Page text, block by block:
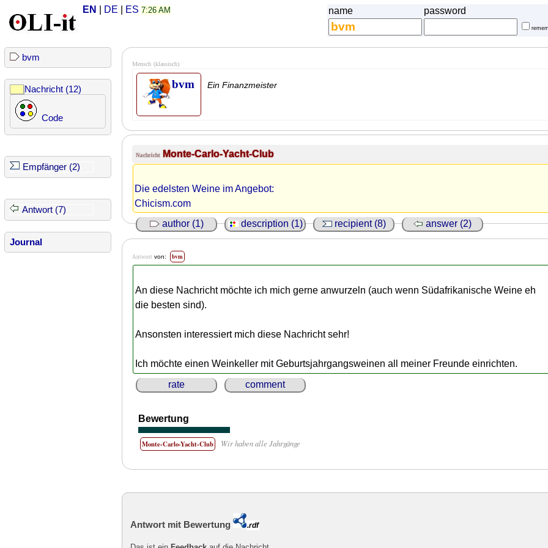
name password
EN DE ES 7:26 AM
bvm
Nachricht (12)
Code
Empfänger (2)
Antwort (7)
Journal
Mensch (klassisch)
bvm Ein Finanzmeister
Nachricht Monte-Carlo-Yacht-Club
Die edelsten Weine im Angebot:
Chicism.com
author (1)
description (1) recipient (8) answer (2)
Antwort von: bvm
An diese Nachricht möchte ich mich gerne anwurzeln (auch wenn Südafrikanische Weine eh
die besten sind).
Ansonsten interessiert mich diese Nachricht sehr!
Ich möchte einen Weinkeller mit Geburtsjahrgangsweinen all meiner Freunde einrichten.
rate
comment
Bewertung
Monte-Carlo-Yacht-Club Wir haben alle Jahrgänge
Antwort mit Bewertung .rdf